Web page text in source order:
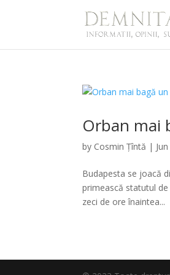
Orban mai
by Cosmin Țîntă |
Budapesta se joacă
primească statutul
zeci de ore înaintea...